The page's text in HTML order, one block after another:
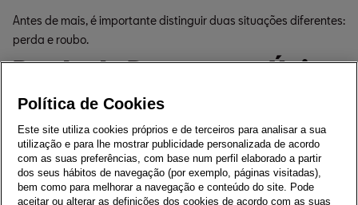
Antes de mais, é importante distinguir duas situações diferentes:
perda e roubo.
Perda do Documento Único
Automóvel
Se se aperceber de que perdeu o seu DUA, a primeira medida é
reunir os documentos necessários e solicitar uma segunda via
do documento. Pode fazê-lo online, através do portalAutomóvel
Onlineou do sitegov.pt, ou presencialmente, dirigindo-se a um
Política de Cookies
Este site utiliza cookies próprios e de terceiros para analisar a sua
utilização e para lhe mostrar publicidade personalizada de acordo
com as suas preferências, com base num perfil elaborado a partir
dos seus hábitos de navegação (por exemplo, páginas visitadas),
bem como para melhorar a navegação e conteúdo do site. Pode
aceitar ou alterar as definições dos cookies de acordo com as suas